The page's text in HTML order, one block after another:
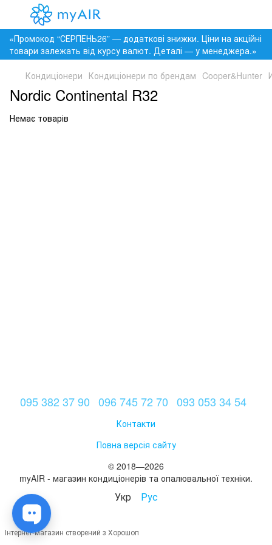
«Промокод “СЕРПЕНЬ26” — додаткові знижки. Ціни на акційні
товари залежать від курсу валют. Деталі — у менеджера.»
Кондиціонери Кондиціонери по брендам Cooper&Hunter
Nordic Continental R32
Немає товарів
095 382 37 90 096 745 72 70 093 053 34 54
Контакти
Повна версія сайту
© 2018—2026
myAIR - магазин кондиціонерів та опалювальної техніки.
Укр Рус
Інтернет-магазин створений з Хорошоп